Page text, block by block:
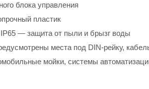
блока управления
пластик
IP65 — защита от пыли и брызг воды
места под DIN-рейку,
мойки, системы